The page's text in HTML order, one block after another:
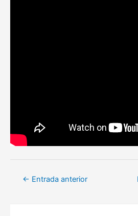
Navegación
← Entrada anterior